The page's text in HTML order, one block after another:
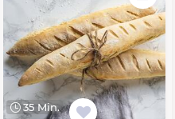
35 Min.